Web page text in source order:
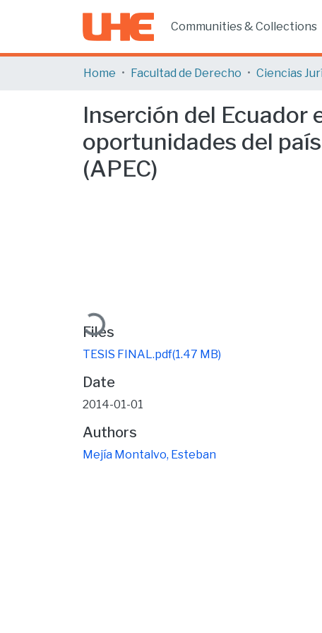
Communities & Collections
Home Facultad de Derecho
Inserción del Ecuador
oportunidades del
(APEC)
Loading...
Files
TESIS FINAL.pdf(1.47 MB)
Date
2014-01-01
Authors
Mejía Montalvo, Esteban